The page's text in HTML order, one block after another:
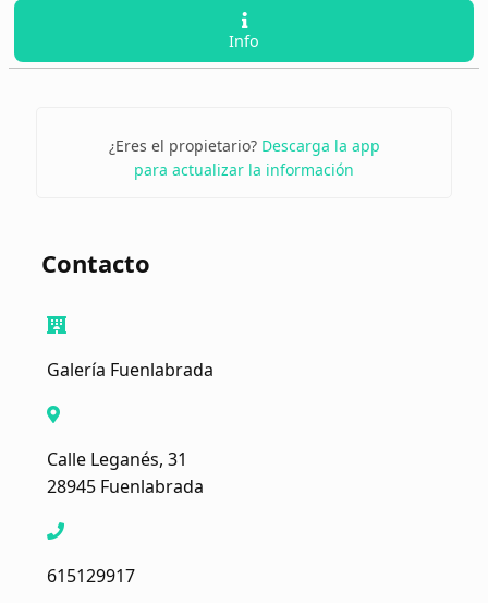
Info
¿Eres el propietario? Descarga la app
para actualizar la información
Contacto
Galería Fuenlabrada
Calle Leganés, 31
28945 Fuenlabrada
615129917